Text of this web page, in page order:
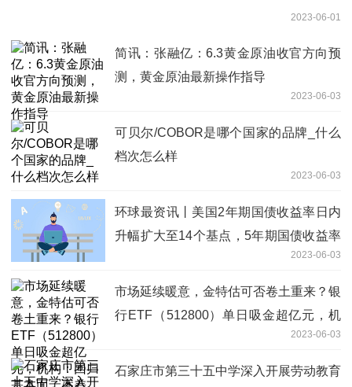
2023-06-01
简讯：张融亿：6.3黄金原油收官方向预
测，黄金原油最新操作指导
2023-06-03
可贝尔/COBOR是哪个国家的品牌_什么
档次怎么样
2023-06-03
环球最资讯丨美国2年期国债收益率日内
升幅扩大至14个基点，5年期国债收益率
2023-06-03
市场延续暖意，金特估可否卷土重来？银
行ETF（512800）单日吸金超亿元，机
2023-06-03
石家庄市第三十五中学深入开展劳动教育